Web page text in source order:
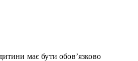
має бути обов’язково